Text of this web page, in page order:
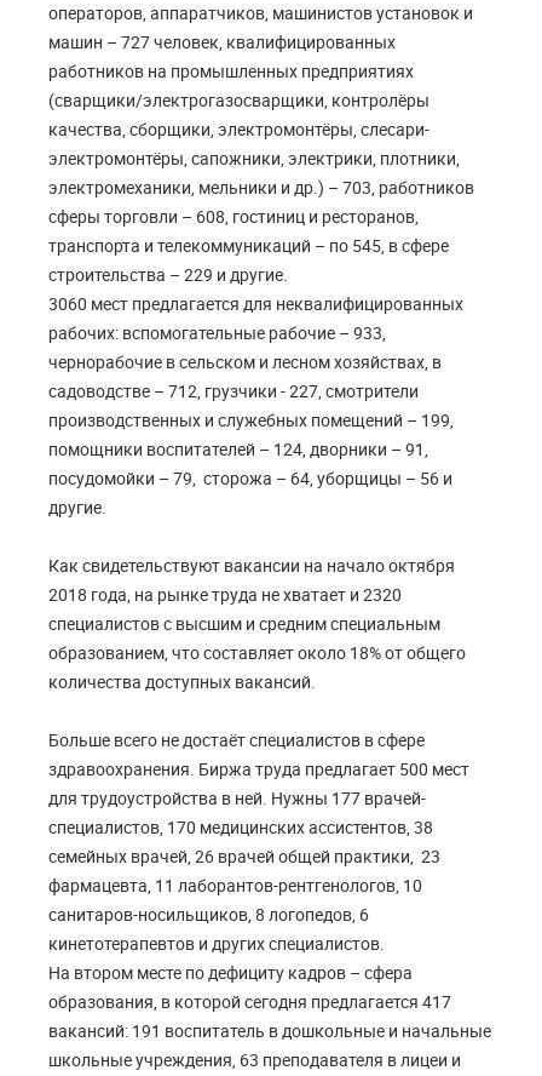
операторов, аппаратчиков, машинистов установок и
машин – 727 человек, квалифицированных
работников на промышленных предприятиях
(сварщики/электрогазосварщики, контролёры
качества, сборщики, электромонтёры, слесари-
электромонтёры, сапожники, электрики, плотники,
электромеханики, мельники и др.) – 703, работников
сферы торговли – 608, гостиниц и ресторанов,
транспорта и телекоммуникаций – по 545, в сфере
строительства – 229 и другие.
3060 мест предлагается для неквалифицированных
рабочих: вспомогательные рабочие – 933,
чернорабочие в сельском и лесном хозяйствах, в
садоводстве – 712, грузчики - 227, смотрители
производственных и служебных помещений – 199,
помощники воспитателей – 124, дворники – 91,
посудомойки – 79, сторожа – 64, уборщицы – 56 и
другие.
Как свидетельствуют вакансии на начало октября
2018 года, на рынке труда не хватает и 2320
специалистов с высшим и средним специальным
образованием, что составляет около 18% от общего
количества доступных вакансий.
Больше всего не достаёт специалистов в сфере
здравоохранения. Биржа труда предлагает 500 мест
для трудоустройства в ней. Нужны 177 врачей-
специалистов, 170 медицинских ассистентов, 38
семейных врачей, 26 врачей общей практики, 23
фармацевта, 11 лаборантов-рентгенологов, 10
санитаров-носильщиков, 8 логопедов, 6
кинетотерапевтов и других специалистов.
На втором месте по дефициту кадров – сфера
образования, в которой сегодня предлагается 417
вакансий: 191 воспитатель в дошкольные и начальные
школьные учреждения, 63 преподавателя в лицеи и